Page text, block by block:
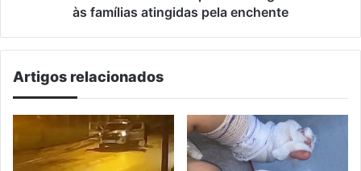
às famílias atingidas pela enchente
Artigos relacionados